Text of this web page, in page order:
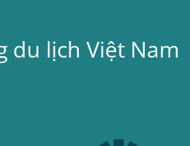
du lịch Việt Nam